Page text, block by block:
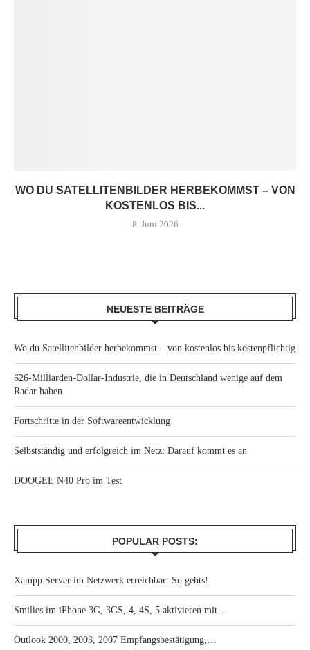
WO DU SATELLITENBILDER HERBEKOMMST – VON
KOSTENLOS BIS...
8. Juni 2026
NEUESTE BEITRÄGE
Wo du Satellitenbilder herbekommst – von kostenlos bis kostenpflichtig
626-Milliarden-Dollar-Industrie, die in Deutschland wenige auf dem
Radar haben
Fortschritte in der Softwareentwicklung
Selbstständig und erfolgreich im Netz: Darauf kommt es an
DOOGEE N40 Pro im Test
POPULAR POSTS:
Xampp Server im Netzwerk erreichbar: So gehts!
Smilies im iPhone 3G, 3GS, 4, 4S, 5 aktivieren mit…
Outlook 2000, 2003, 2007 Empfangsbestätigung,…